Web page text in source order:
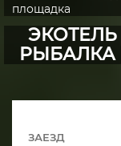
площадка
ЭКОТЕЛЬ
ЗАЕЗД